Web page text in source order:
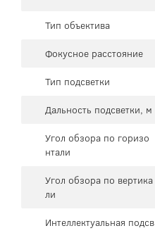
Тип объектива
Фокусное расстояние
Тип подсветки
Дальность подсветки, м
Угол обзора по горизо
нтали
Угол обзора по вертика
ли
Интеллектуальная подсв